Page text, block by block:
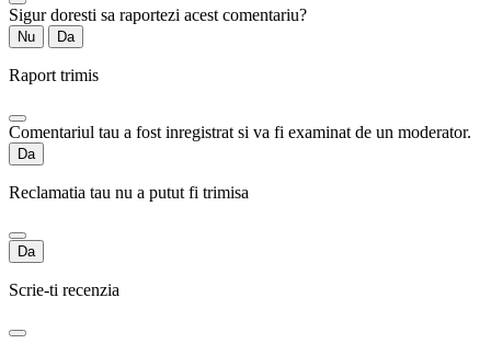
Sigur doresti sa raportezi acest comentariu?
Nu Da
Raport trimis
Comentariul tau a fost inregistrat si va fi examinat de un moderator.
Da
Reclamatia tau nu a putut fi trimisa
Da
Scrie-ti recenzia